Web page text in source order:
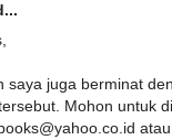
saya juga berminat
Mohon untuk
atau